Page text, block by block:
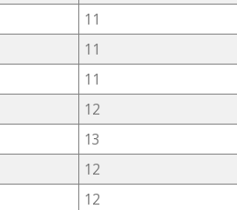
11
11
11
12
13
12
12